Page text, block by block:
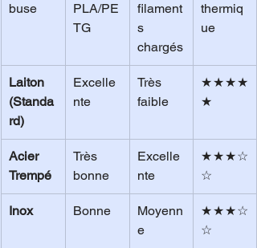
buse
PLA/PE
TG
filament
s
chargés
thermiq
ue
Laiton
(Standa
rd)
Excelle
nte
Très
faible
★★★★
★
Acier
Trempé
Très
bonne
Excelle
nte
★★★☆
☆
Inox Bonne
Moyenn
e
★★★☆
☆